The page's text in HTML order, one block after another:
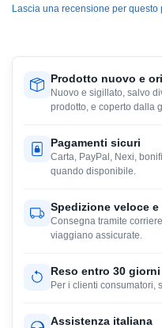
Lascia una recensione per questo
Prodotto nuovo e
Nuovo e sigillato, salvo
prodotto, e coperto dalla
Pagamenti sicuri
Carta, PayPal, Nexi,
quando disponibile.
Spedizione veloce
Consegna tramite
viaggiano assicurate.
Reso entro 30 giorni
Per i clienti consumatori,
Assistenza italiana